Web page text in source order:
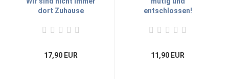
dort Zuhause
17,90 EUR
entschlossen!
11,90 EUR